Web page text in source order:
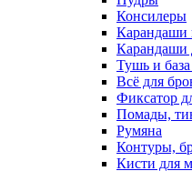
Консилеры
Карандаши
Карандаши
Тушь и
Всё для
Фиксатор
Помады,
Румяна
Контуры,
Кисти для